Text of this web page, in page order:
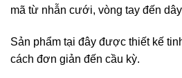
mã từ nhẫn cưới, vòng tay đến
Sản phẩm tại đây được thiết kế
cách đơn giản đến cầu kỳ.